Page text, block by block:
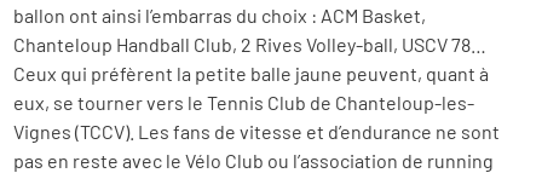
ballon ont ainsi l’embarras du choix : ACM Basket,
Chanteloup Handball Club, 2 Rives Volley-ball, USCV 78…
Ceux qui préfèrent la petite balle jaune peuvent, quant à
eux, se tourner vers le Tennis Club de Chanteloup-les-
Vignes (TCCV). Les fans de vitesse et d’endurance ne sont
pas en reste avec le Vélo Club ou l’association de running